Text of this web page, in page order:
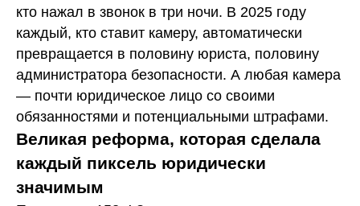
кто нажал в звонок в три ночи. В 2025 году
каждый, кто ставит камеру, автоматически
превращается в половину юриста, половину
администратора безопасности. А любая камера
— почти юридическое лицо со своими
обязанностями и потенциальными штрафами.
Великая реформа, которая сделала
каждый пиксель юридически
значимым